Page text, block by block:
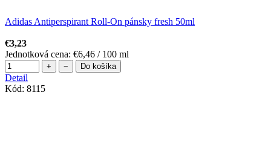
Adidas Antiperspirant Roll-On pánsky fresh 50ml
€3,23
Jednotková cena: €6,46 / 100 ml
+ − Do košíka
Detail
Kód: 8115